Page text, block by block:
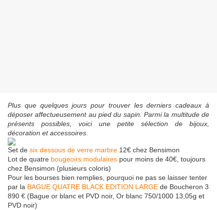
Plus que quelques jours pour trouver les derniers cadeaux à
déposer affectueusement au pied du sapin. Parmi la multitude de
présents possibles, voici une petite sélection de bijoux,
décoration et accessoires.
Set de six dessous de verre marbre 12€ chez Bensimon
Lot de quatre bougeoirs modulaires pour moins de 40€, toujours
chez Bensimon (plusieurs coloris)
Pour les bourses bien remplies, pourquoi ne pas se laisser tenter
par la BAGUE QUATRE BLACK EDITION LARGE de Boucheron 3
890 € (Bague or blanc et PVD noir, Or blanc 750/1000 13,05g et
PVD noir)